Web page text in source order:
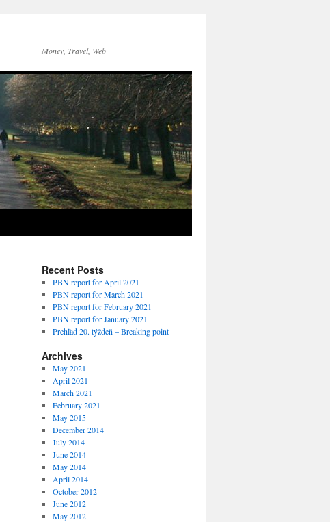
Money, Travel, Web
Recent Posts
PBN report for April 2021
PBN report for March 2021
PBN report for February 2021
PBN report for January 2021
Prehľad 20. týždeň – Breaking point
Archives
May 2021
April 2021
March 2021
February 2021
May 2015
December 2014
July 2014
June 2014
May 2014
April 2014
October 2012
June 2012
May 2012